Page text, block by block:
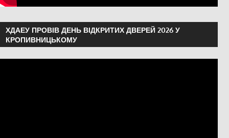
ХДАЕУ ПРОВІВ ДЕНЬ ВІДКРИТИХ ДВЕРЕЙ 2026 У
КРОПИВНИЦЬКОМУ